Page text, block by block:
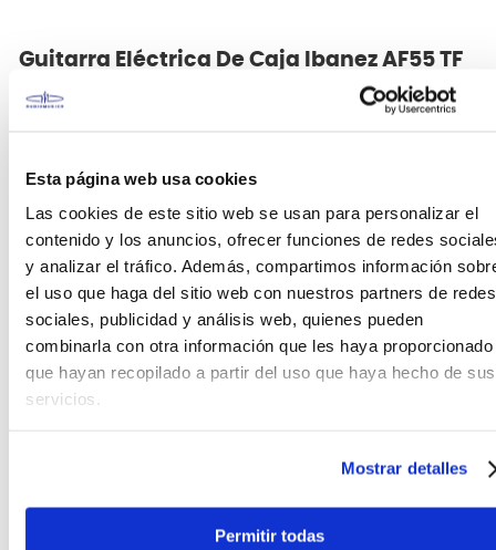
Esta página web usa cookies
Las cookies de este sitio web se usan para personalizar el
contenido y los anuncios, ofrecer funciones de redes
y analizar el tráfico. Además, compartimos información
el uso que haga del sitio web con nuestros partners de redes
sociales, publicidad y análisis web, quienes pueden
combinarla con otra información que les haya proporcionado
que hayan recopilado a partir del uso que haya hecho de sus
servicios.
Mostrar detalles
Permitir todas
Guitarra Eléctrica De Caja Ibanez AF55 TF
Modelo semiacústico con pastillas Infinity R
presenta una guitarra semiacústica de calidad de
la exitosa serie Artcore.
Con unas características ergonómicas y unas
pastillas sorprendentemente potentes esta guitarra
no solo sirve para los estilos de jazz tradicionales
sino que también sirve para todo tipo de estilos.
Cuerpo semiacústico de tilo
Con el perfil AF Artcore que no es demasiado fuerte
el mástil encolado Nyatoh también ofrece